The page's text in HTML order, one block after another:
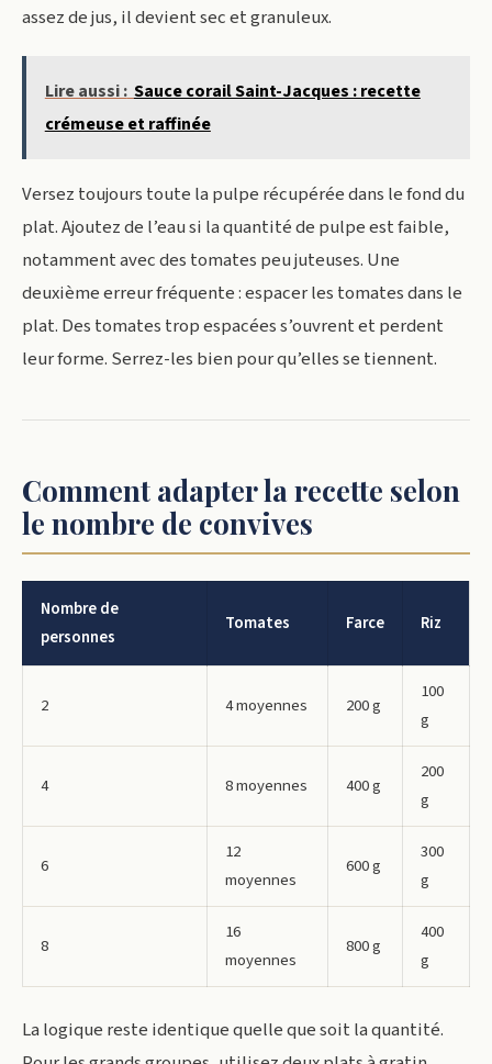
assez de jus, il devient sec et granuleux.
Lire aussi : Sauce corail Saint-Jacques : recette
crémeuse et raffinée
Versez toujours toute la pulpe récupérée dans le fond du
plat. Ajoutez de l’eau si la quantité de pulpe est faible,
notamment avec des tomates peu juteuses. Une
deuxième erreur fréquente : espacer les tomates dans le
plat. Des tomates trop espacées s’ouvrent et perdent
leur forme. Serrez-les bien pour qu’elles se tiennent.
Comment adapter la recette selon
le nombre de convives
Nombre de
personnes
Tomates Farce Riz
2 4 moyennes 200 g
100
g
4 8 moyennes 400 g
200
g
6
12
moyennes
600 g
300
g
8
16
moyennes
800 g
400
g
La logique reste identique quelle que soit la quantité.